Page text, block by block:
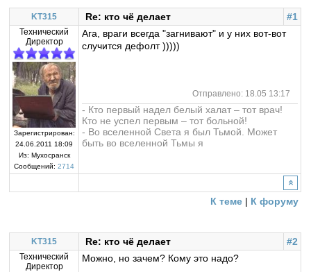
KT315 Re: кто чё делает #1
Технический
Директор
Зарегистрирован:
24.06.2011 18:09
Из: Мухосранск
Сообщений: 2714
Ага, враги всегда "загнивают" и у них вот-вот
случится дефолт )))))
Отправлено: 18.05 13:17
- Кто первый надел белый халат – тот врач!
Кто не успел первым – тот больной!
- Во вселенной Света я был Тьмой. Может
быть во вселенной Тьмы я
К теме | К форуму
KT315 Re: кто чё делает #2
Технический
Директор
Можно, но зачем? Кому это надо?